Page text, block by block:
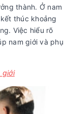
thành. Ở nam
thúc khoảng
Việc hiểu rõ
nam giới và phụ
giới